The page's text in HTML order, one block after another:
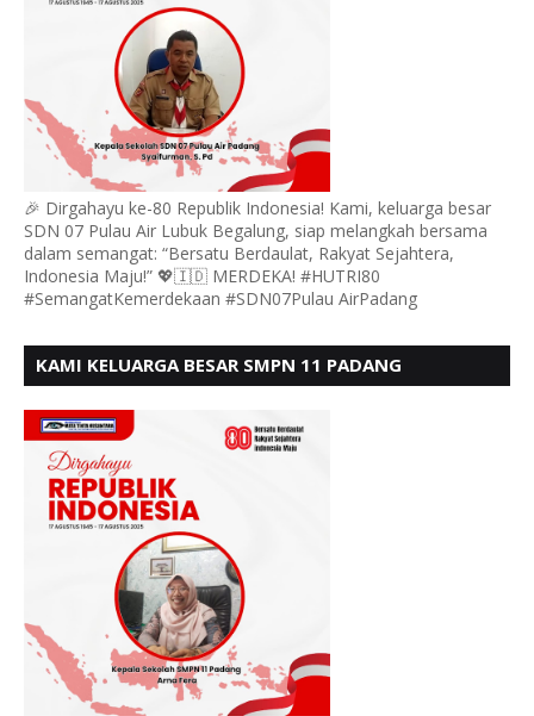
🎉 Dirgahayu ke-80 Republik Indonesia! Kami, keluarga besar
SDN 07 Pulau Air Lubuk Begalung, siap melangkah bersama
dalam semangat: “Bersatu Berdaulat, Rakyat Sejahtera,
Indonesia Maju!” 💖🇮🇩 MERDEKA! #HUTRI80
#SemangatKemerdekaan #SDN07Pulau AirPadang
KAMI KELUARGA BESAR SMPN 11 PADANG
BERDAULAT